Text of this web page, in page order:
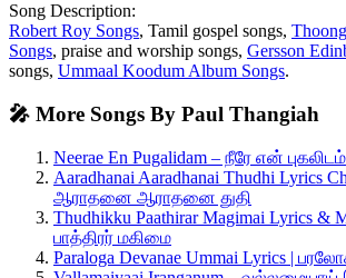
Song Description:
Robert Roy Songs, Tamil gospel songs,
Songs, praise and worship songs, Gersson
songs, Ummaal Koodum Album Songs.
🎤 More Songs By Paul Thangiah
Neerae En Pugalidam – நீரே என் புகலிடம்
Aaradhanai Aaradhanai Thudhi Lyrics
ஆராதனை ஆராதனை துதி
Thudhikku Paathirar Magimai Lyrics &
பாத்திரர் மகிமை
Paraloga Devanae Ummai Lyrics |